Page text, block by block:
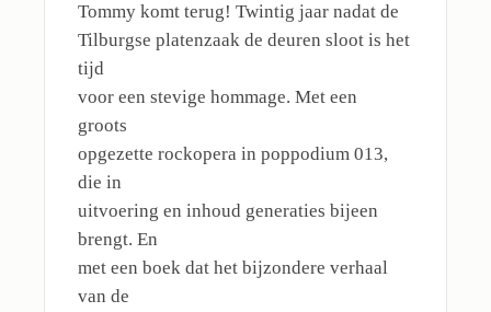
Tommy komt terug! Twintig jaar nadat de
Tilburgse platenzaak de deuren sloot is het
tijd
voor een stevige hommage. Met een
groots
opgezette rockopera in poppodium 013,
die in
uitvoering en inhoud generaties bijeen
brengt. En
met een boek dat het bijzondere verhaal
van de